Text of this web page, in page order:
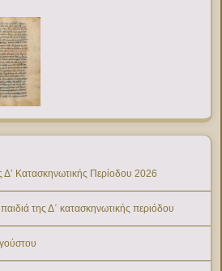
Κατασκηνωτικής Περίοδου 2026
της Δ΄ κατασκηνωτικής περιόδου